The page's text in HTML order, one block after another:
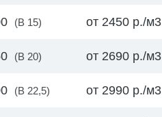
(B 15) от 2450 р./м3
(B 20) от 2690 р./м3
(B 22,5) от 2990 р./м3